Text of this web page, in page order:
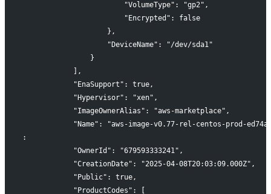
                        "VolumeType": "gp2",
                        "Encrypted": false
                    },
                    "DeviceName": "/dev/sda1"
                }
            ],
            "EnaSupport": true,
            "Hypervisor": "xen",
            "ImageOwnerAlias": "aws-marketplace",
"Name": "aws-image-v0.77-rel-centos-prod-
:
            "OwnerId": "679593333241",
            "CreationDate": "2025-04-08T20:03:09.000Z",
            "Public": true,
            "ProductCodes": [